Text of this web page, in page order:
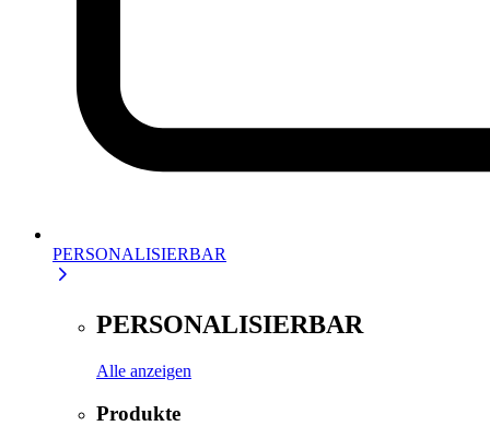
PERSONALISIERBAR
PERSONALISIERBAR
Alle anzeigen
Produkte